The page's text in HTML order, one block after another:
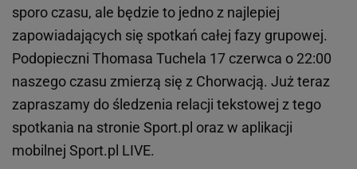
sporo czasu, ale będzie to jedno z najlepiej
zapowiadających się spotkań całej fazy grupowej.
Podopieczni Thomasa Tuchela 17 czerwca o 22:00
naszego czasu zmierzą się z Chorwacją. Już teraz
zapraszamy do śledzenia relacji tekstowej z tego
spotkania na stronie Sport.pl oraz w aplikacji
mobilnej Sport.pl LIVE.